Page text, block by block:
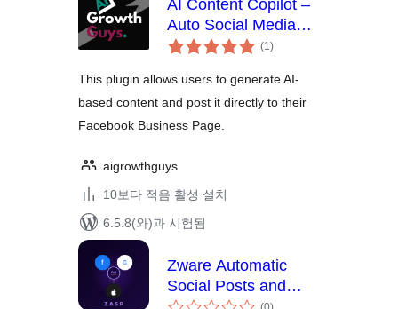
AI Content Copilot –
Auto Social Media
Posting
(1전
체
점
)
This plugin allows users to generate AI-
based content and post it directly to their
Facebook Business Page.
aigrowthguys
10보다 적음 활성 설치
6.5.8(와)과 시험됨
Zware Automatic
Social Posts and
전